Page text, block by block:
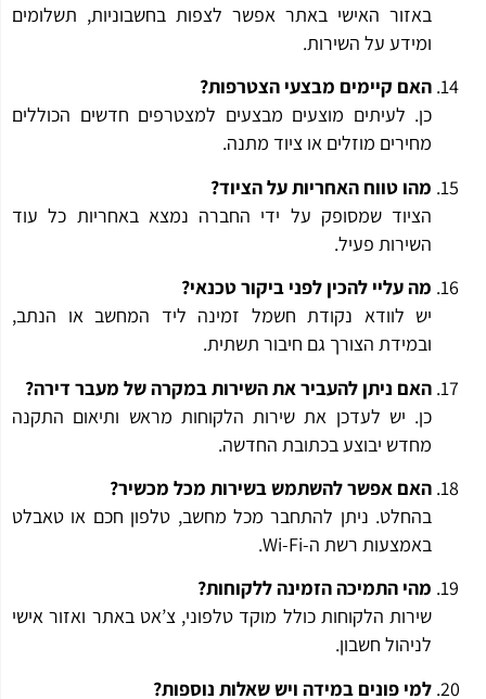
באזור האישי באתר אפשר לצפות בחשבוניות, תשלומים
ומידע על השירות.
האם קיימים מבצעי הצטרפות?
כן. לעיתים מוצעים מבצעים למצטרפים חדשים הכוללים
מחירים מוזלים או ציוד מתנה.
מהו טווח האחריות על הציוד?
הציוד שמסופק על ידי החברה נמצא באחריות כל עוד
השירות פעיל.
מה עליי להכין לפני ביקור טכנאי?
יש לוודא נקודת חשמל זמינה ליד המחשב או הנתב,
ובמידת הצורך גם חיבור תשתית.
האם ניתן להעביר את השירות במקרה של מעבר דירה?
כן. יש לעדכן את שירות הלקוחות מראש ותיאום התקנה
מחדש יבוצע בכתובת החדשה.
האם אפשר להשתמש בשירות מכל מכשיר?
בהחלט. ניתן להתחבר מכל מחשב, טלפון חכם או טאבלט
באמצעות רשת ה-Wi-Fi.
מהי התמיכה הזמינה ללקוחות?
שירות הלקוחות כולל מוקד טלפוני, צ’אט באתר ואזור אישי
לניהול חשבון.
למי פונים במידה ויש שאלות נוספות?